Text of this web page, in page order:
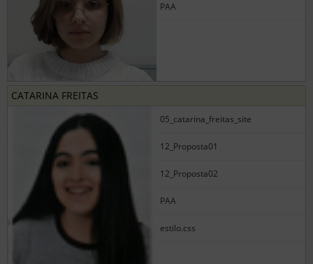
PAA
CATARINA FREITAS
05_catarina_freitas_site
12_Proposta01
12_Proposta02
PAA
estilo.css